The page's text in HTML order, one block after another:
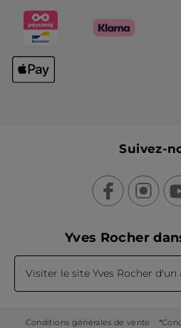
Suivez-
Yves Rocher
Visiter le site Yves Rocher d'un
Conditions générales de vente